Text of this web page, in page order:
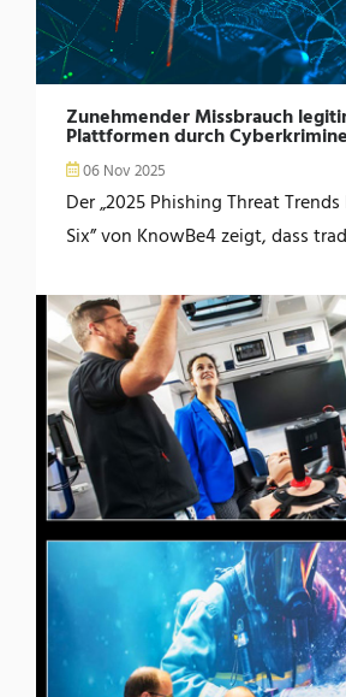
Zunehmender Missbrauch
Plattformen durch
06 Nov 2025
Der „2025 Phishing Threat
Six” von KnowBe4 zeigt, dass